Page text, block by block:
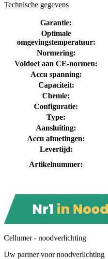
Technische gegevens
Garantie:
Optimale
omgevingstemperatuur:
Normering:
Voldoet aan CE-normen:
Accu spanning:
Capaciteit:
Chemie:
Configuratie:
Type:
Aansluiting:
Accu afmetingen:
Levertijd:
Artikelnummer:
Cellumer - noodverlichting
Uw partner voor noodverlichting